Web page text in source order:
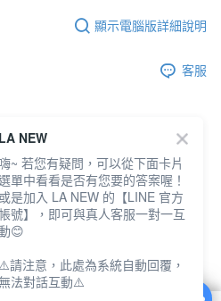
顯示電腦版詳細說明
客服
查看全部
LA NEW
嗨~ 若您有疑問，可以從下面卡片
單中看看是否有您要的答案喔！
或是加入 LA NEW 的【LINE 官方
帳號】，即可與真人客服一對一互
😊
⚠️請注意，此處為系統自動回覆，
法對話互動⚠️